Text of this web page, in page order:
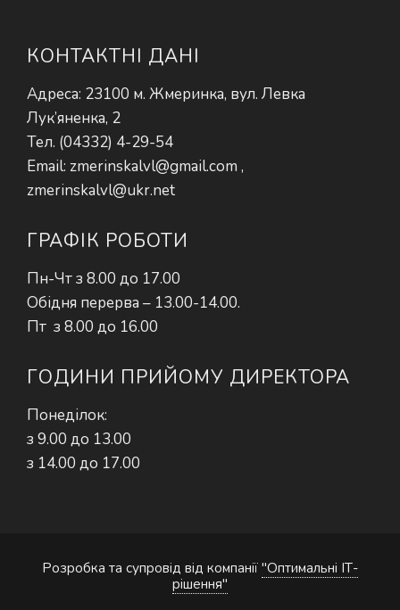
КОНТАКТНІ ДАНІ
Адреса: 23100 м. Жмеринка, вул. Левка
Лук’яненка, 2
Тел. (04332) 4-29-54
Email: zmerinskalvl@gmail.com ,
zmerinskalvl@ukr.net
ГРАФІК РОБОТИ
Пн-Чт з 8.00 до 17.00
Обідня перерва – 13.00-14.00.
Пт з 8.00 до 16.00
ГОДИНИ ПРИЙОМУ ДИРЕКТОРА
Понеділок:
з 9.00 до 13.00
з 14.00 до 17.00
Розробка та супровід від компанії "Оптимальні ІТ-
рішення"